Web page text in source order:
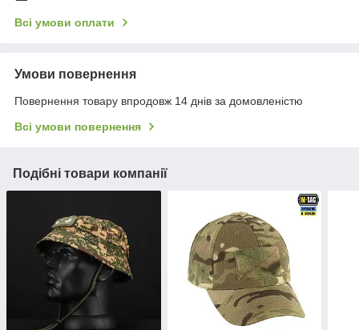
Всі умови оплати
Умови повернення
Повернення товару впродовж 14 днів за домовленістю
Всі умови повернення
Подібні товари компанії